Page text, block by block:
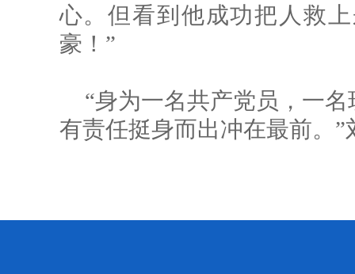
心。但看到他成功把人救
豪！”
“身为一名共产党员，一
有责任挺身而出冲在最前。”